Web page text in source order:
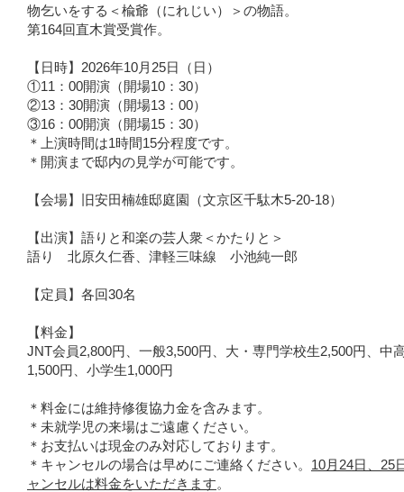
物乞いをする＜楡爺（にれじい）＞の物語。
第164回直木賞受賞作。
【日時】2026年10月25日（日）
①11：00開演（開場10：30）
②13：30開演（開場13：00）
③16：00開演（開場15：30）
＊上演時間は1時間15分程度です。
＊開演まで邸内の見学が可能です。
【会場】旧安田楠雄邸庭園（文京区千駄木5-20-18）
【出演】語りと和楽の芸人衆＜かたりと＞
語り 北原久仁香、津軽三味線 小池純一郎
【定員】各回30名
【料金】
JNT会員2,800円、一般3,500円、大・専門学校生2,500円、中
1,500円、小学生1,000円
＊料金には維持修復協力金を含みます。
＊未就学児の来場はご遠慮ください。
＊お支払いは現金のみ対応しております。
＊キャンセルの場合は早めにご連絡ください。 10月24日、25
ャンセルは料金をいただきます。